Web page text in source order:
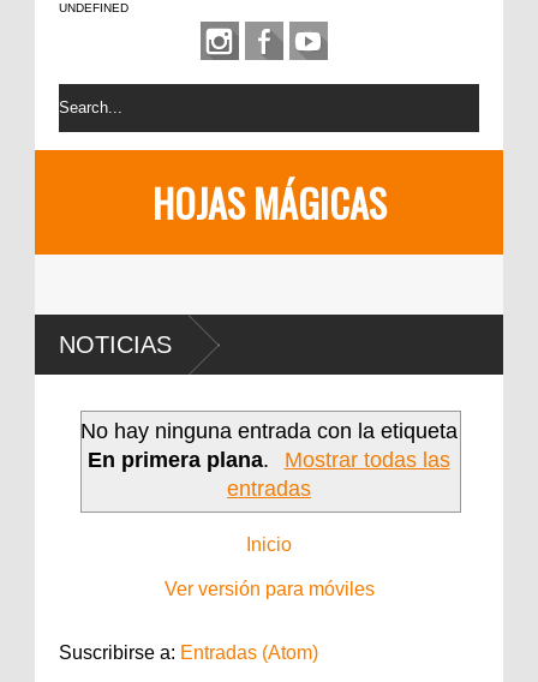
UNDEFINED
HOJAS MÁGICAS
NOTICIAS
No hay ninguna entrada con la etiqueta
En primera plana.
Mostrar todas las
entradas
Inicio
Ver versión para móviles
Suscribirse a: Entradas (Atom)